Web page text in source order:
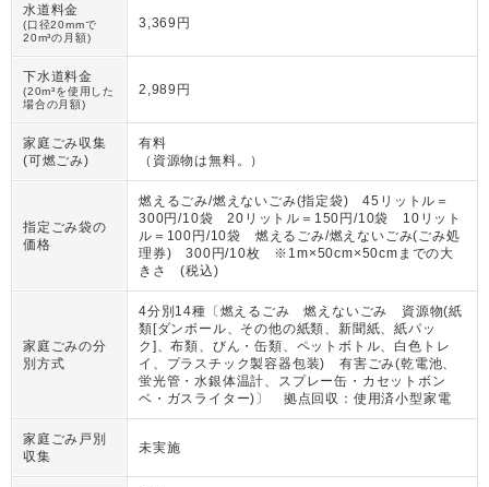
水道料金
(口径20mmで
20m³の月額)
3,369円
下水道料金
(20m³を使用した
場合の月額)
2,989円
家庭ごみ収集
(可燃ごみ)
有料
（ 資源物は無料。 ）
指定ごみ袋の
価格
燃えるごみ/燃えないごみ(指定袋) 45リットル＝
300円/10袋 20リットル＝150円/10袋 10リット
ル＝100円/10袋 燃えるごみ/燃えないごみ(ごみ処
理券) 300円/10枚 ※1m×50cm×50cmまでの大
きさ (税込)
家庭ごみの分
別方式
4分別14種〔燃えるごみ 燃えないごみ 資源物(紙
類[ダンボール、その他の紙類、新聞紙、紙パッ
ク]、布類、びん・缶類、ペットボトル、白色トレ
イ、プラスチック製容器包装) 有害ごみ(乾電池、
蛍光管・水銀体温計、スプレー缶・カセットボン
ベ・ガスライター)〕 拠点回収：使用済小型家電
家庭ごみ戸別
収集
未実施